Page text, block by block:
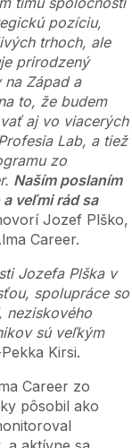
pozíciu,
trhoch, ale
prirodzený
Západ a
to, že budem
aj vo viacerých
Lab, a tiež
zo
Naším poslaním
veľmi rád sa
Jozef Plško,
Career.
Jozefa Plška v
spolupráce so
neziskového
sú veľkým
Kirsi.
Career zo
pôsobil ako